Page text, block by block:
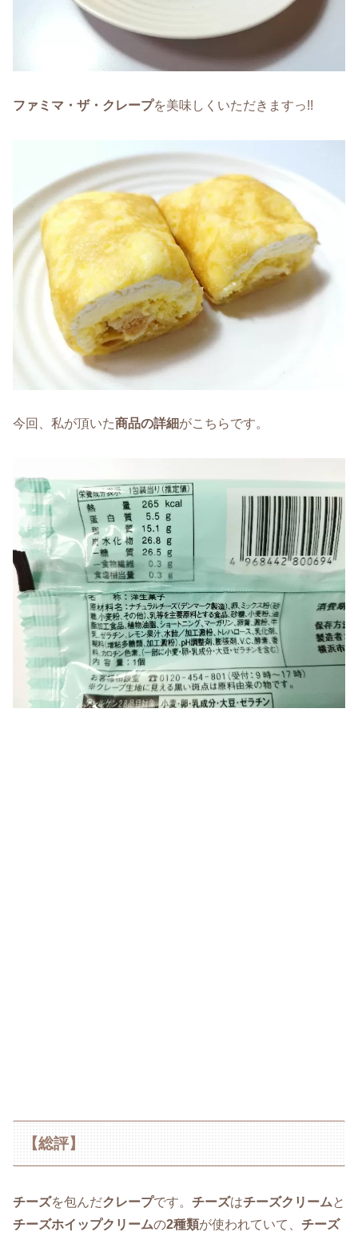
ファミマ・ザ・クレープを美味しくいただきますっ!!
今回、私が頂いた商品の詳細がこちらです。
【総評】
チーズを包んだクレープです。 チーズはチーズクリームと
チーズホイップクリームの2種類が使われていて、 チーズ